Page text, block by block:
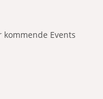
Events